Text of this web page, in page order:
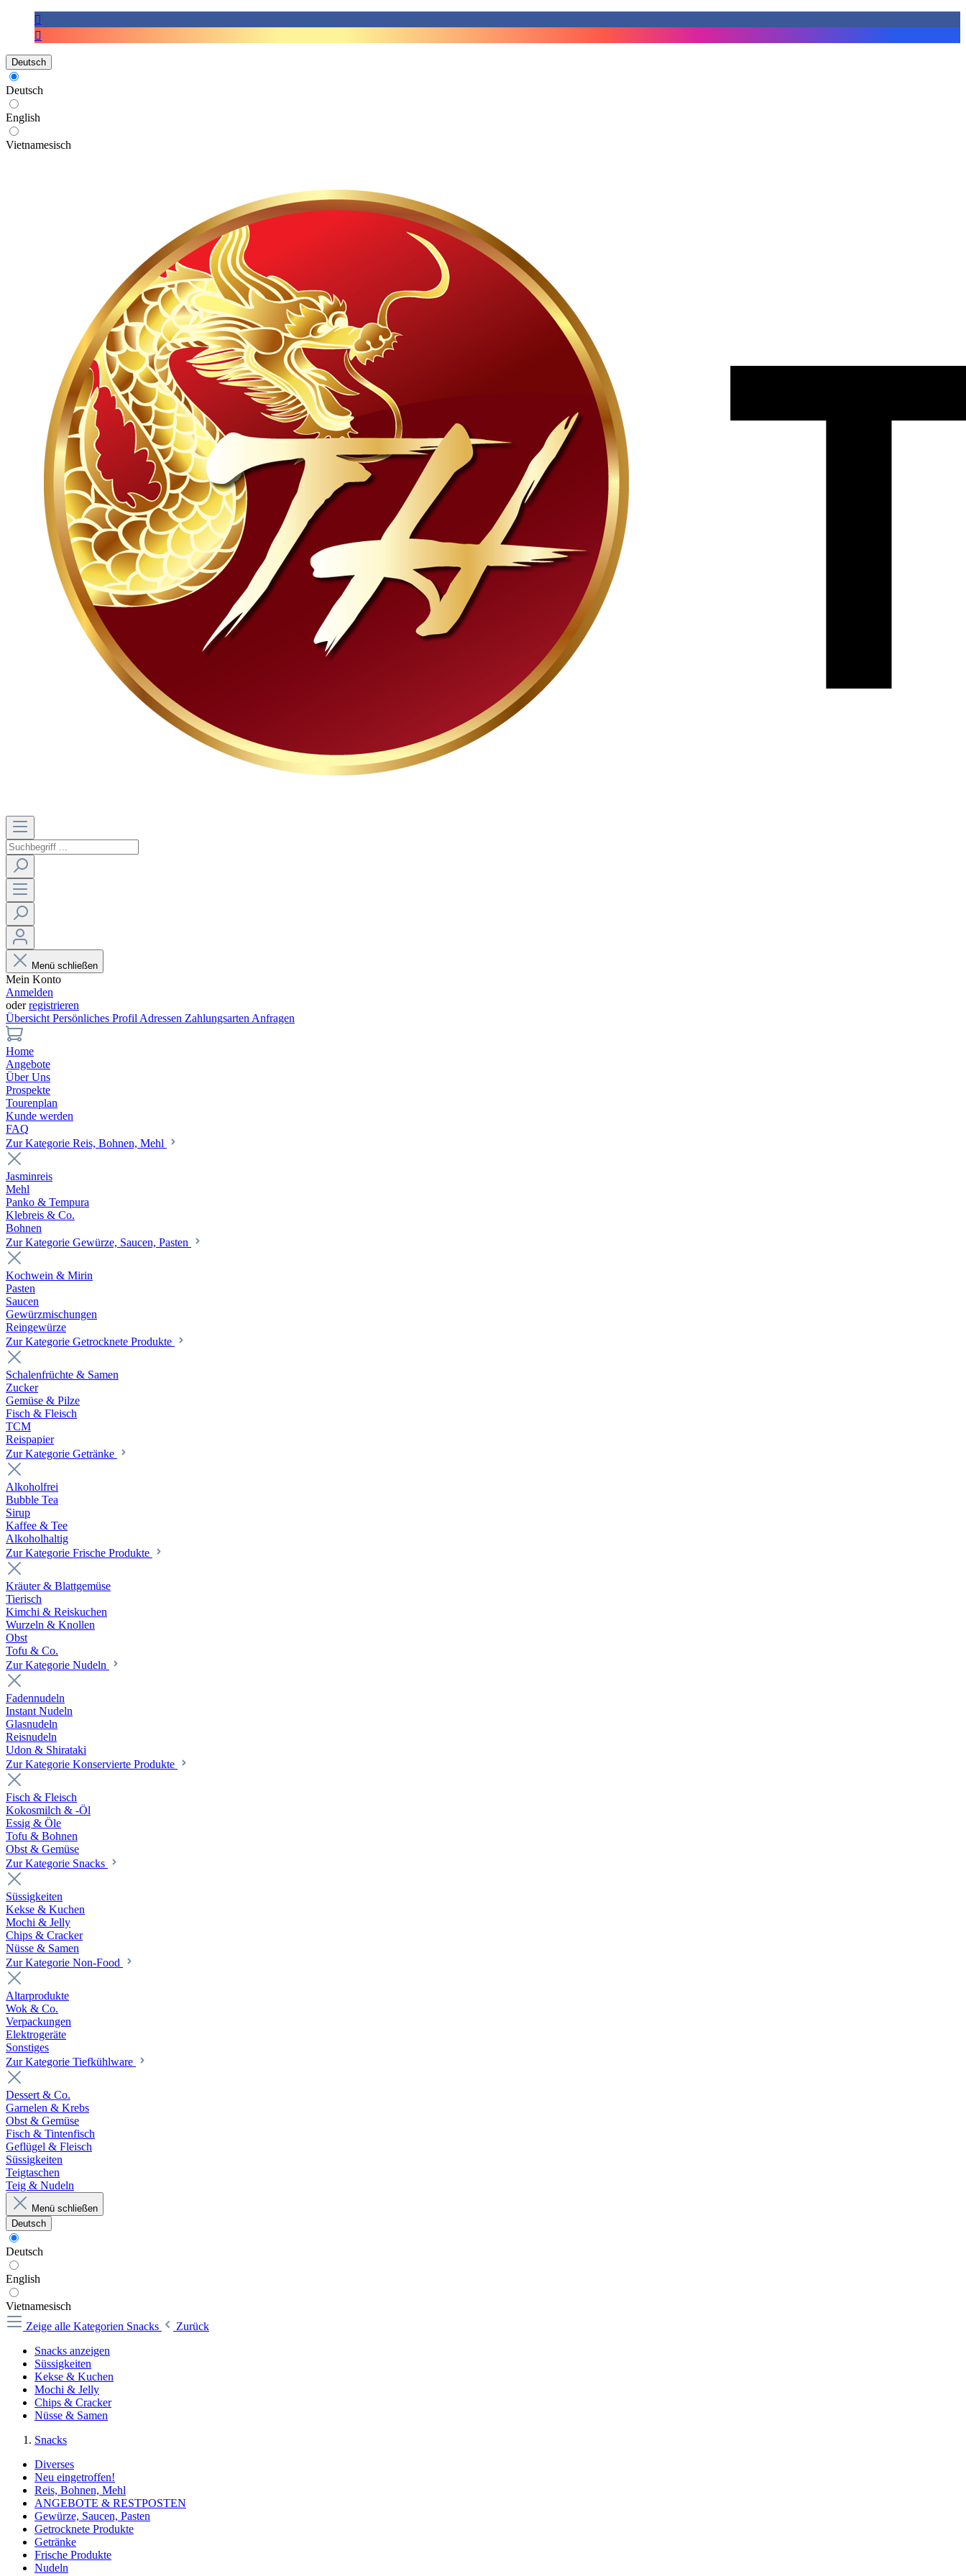
Deutsch
Deutsch
English
Vietnamesisch
Menü schließen
Mein Konto
Anmelden
oderregistrieren
Übersicht Persönliches Profil Adressen Zahlungsarten Anfragen
Home
Angebote
Über Uns
Prospekte
Tourenplan
Kunde werden
FAQ
Zur Kategorie Reis, Bohnen, Mehl
Jasminreis
Mehl
Panko & Tempura
Klebreis & Co.
Bohnen
Zur Kategorie Gewürze, Saucen, Pasten
Kochwein & Mirin
Pasten
Saucen
Gewürzmischungen
Reingewürze
Zur Kategorie Getrocknete Produkte
Schalenfrüchte & Samen
Zucker
Gemüse & Pilze
Fisch & Fleisch
TCM
Reispapier
Zur Kategorie Getränke
Alkoholfrei
Bubble Tea
Sirup
Kaffee & Tee
Alkoholhaltig
Zur Kategorie Frische Produkte
Kräuter & Blattgemüse
Tierisch
Kimchi & Reiskuchen
Wurzeln & Knollen
Obst
Tofu & Co.
Zur Kategorie Nudeln
Fadennudeln
Instant Nudeln
Glasnudeln
Reisnudeln
Udon & Shirataki
Zur Kategorie Konservierte Produkte
Fisch & Fleisch
Kokosmilch & -Öl
Essig & Öle
Tofu & Bohnen
Obst & Gemüse
Zur Kategorie Snacks
Süssigkeiten
Kekse & Kuchen
Mochi & Jelly
Chips & Cracker
Nüsse & Samen
Zur Kategorie Non-Food
Altarprodukte
Wok & Co.
Verpackungen
Elektrogeräte
Sonstiges
Zur Kategorie Tiefkühlware
Dessert & Co.
Garnelen & Krebs
Obst & Gemüse
Fisch & Tintenfisch
Geflügel & Fleisch
Süssigkeiten
Teigtaschen
Teig & Nudeln
Menü schließen
Deutsch
Deutsch
English
Vietnamesisch
Zeige alle Kategorien Snacks
Zurück
Snacks anzeigen
Süssigkeiten
Kekse & Kuchen
Mochi & Jelly
Chips & Cracker
Nüsse & Samen
Snacks
Diverses
Neu eingetroffen!
Reis, Bohnen, Mehl
ANGEBOTE & RESTPOSTEN
Gewürze, Saucen, Pasten
Getrocknete Produkte
Getränke
Frische Produkte
Nudeln